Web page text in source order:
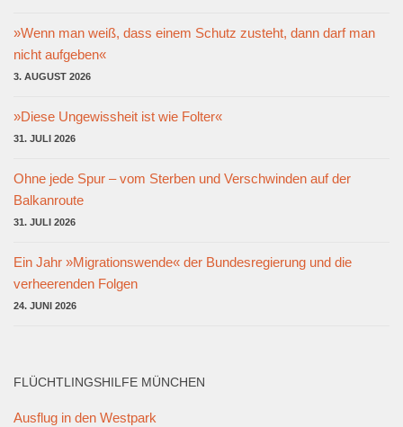
»Wenn man weiß, dass einem Schutz zusteht, dann darf man
nicht aufgeben«
3. AUGUST 2026
»Diese Ungewissheit ist wie Folter«
31. JULI 2026
Ohne jede Spur – vom Sterben und Verschwinden auf der
Balkanroute
31. JULI 2026
Ein Jahr »Migrationswende« der Bundesregierung und die
verheerenden Folgen
24. JUNI 2026
FLÜCHTLINGSHILFE MÜNCHEN
Ausflug in den Westpark